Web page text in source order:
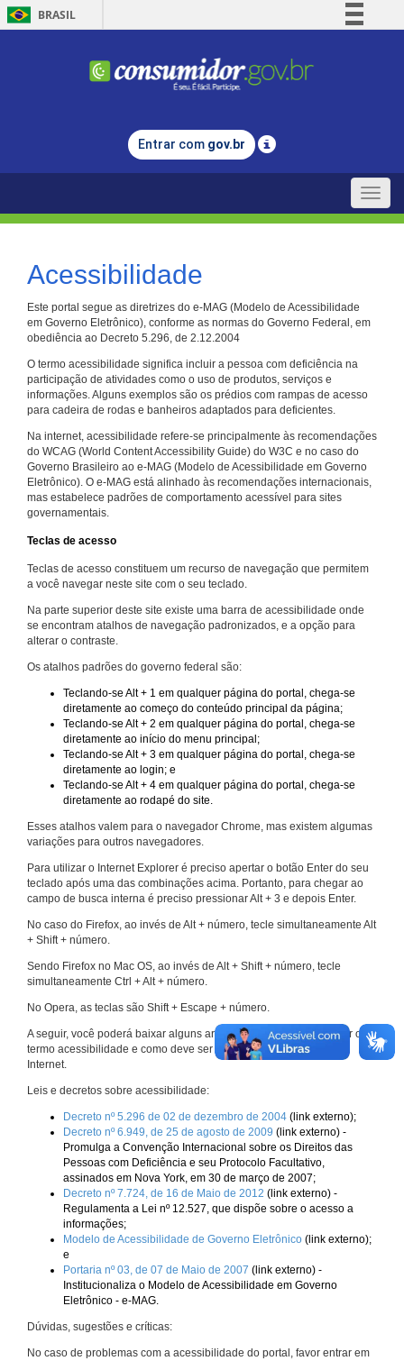
BRASIL
Comunica BR
Legislação
Entrar com gov.br
Toggle
Acessibilidade
Este portal segue as diretrizes do e-MAG (Modelo de Acessibilidade
em Governo Eletrônico), conforme as normas do Governo Federal, em
obediência ao Decreto 5.296, de 2.12.2004
O termo acessibilidade significa incluir a pessoa com deficiência na
participação de atividades como o uso de produtos, serviços e
informações. Alguns exemplos são os prédios com rampas de acesso
para cadeira de rodas e banheiros adaptados para deficientes.
Na internet, acessibilidade refere-se principalmente às recomendações
do WCAG (World Content Accessibility Guide) do W3C e no caso do
Governo Brasileiro ao e-MAG (Modelo de Acessibilidade em Governo
Eletrônico). O e-MAG está alinhado às recomendações internacionais,
mas estabelece padrões de comportamento acessível para sites
governamentais.
Teclas de acesso
Teclas de acesso constituem um recurso de navegação que permitem
a você navegar neste site com o seu teclado.
Na parte superior deste site existe uma barra de acessibilidade onde
se encontram atalhos de navegação padronizados, e a opção para
alterar o contraste.
Os atalhos padrões do governo federal são:
Teclando-se Alt + 1 em qualquer página do portal, chega-se
diretamente ao começo do conteúdo principal da página;
Teclando-se Alt + 2 em qualquer página do portal, chega-se
diretamente ao início do menu principal;
Teclando-se Alt + 3 em qualquer página do portal, chega-se
diretamente ao login; e
Teclando-se Alt + 4 em qualquer página do portal, chega-se
diretamente ao rodapé do site.
Esses atalhos valem para o navegador Chrome, mas existem algumas
variações para outros navegadores.
Para utilizar o Internet Explorer é preciso apertar o botão Enter do seu
teclado após uma das combinações acima. Portanto, para chegar ao
campo de busca interna é preciso pressionar Alt + 3 e depois Enter.
No caso do Firefox, ao invés de Alt + número, tecle simultaneamente Alt
+ Shift + número.
Sendo Firefox no Mac OS, ao invés de Alt + Shift + número, tecle
simultaneamente Ctrl + Alt + número.
No Opera, as teclas são Shift + Escape + número.
A seguir, você poderá baixar alguns arquivos que explicam melhor o
termo acessibilidade e como deve ser implementado nos sites da
Internet.
Leis e decretos sobre acessibilidade:
Decreto nº 5.296 de 02 de dezembro de 2004 (link externo);
Decreto nº 6.949, de 25 de agosto de 2009 (link externo) -
Promulga a Convenção Internacional sobre os Direitos das
Pessoas com Deficiência e seu Protocolo Facultativo,
assinados em Nova York, em 30 de março de 2007;
Decreto nº 7.724, de 16 de Maio de 2012 (link externo) -
Regulamenta a Lei nº 12.527, que dispõe sobre o acesso a
informações;
Modelo de Acessibilidade de Governo Eletrônico (link externo);
e
Portaria nº 03, de 07 de Maio de 2007 (link externo) -
Institucionaliza o Modelo de Acessibilidade em Governo
Eletrônico - e-MAG.
Dúvidas, sugestões e críticas:
No caso de problemas com a acessibilidade do portal, favor entrar em